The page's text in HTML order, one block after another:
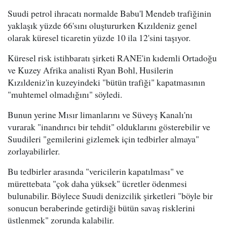
Suudi petrol ihracatı normalde Babu'l Mendeb trafiğinin
yaklaşık yüzde 66'sını oluştururken Kızıldeniz genel
olarak küresel ticaretin yüzde 10 ila 12'sini taşıyor.
Küresel risk istihbaratı şirketi RANE'in kıdemli Ortadoğu
ve Kuzey Afrika analisti Ryan Bohl, Husilerin
Kızıldeniz'in kuzeyindeki "bütün trafiği" kapatmasının
"muhtemel olmadığını" söyledi.
Bunun yerine Mısır limanlarını ve Süveyş Kanalı'nı
vurarak "inandırıcı bir tehdit" olduklarını gösterebilir ve
Suudileri "gemilerini gizlemek için tedbirler almaya"
zorlayabilirler.
Bu tedbirler arasında "vericilerin kapatılması" ve
mürettebata "çok daha yüksek" ücretler ödenmesi
bulunabilir. Böylece Suudi denizcilik şirketleri "böyle bir
sonucun beraberinde getirdiği bütün savaş risklerini
üstlenmek" zorunda kalabilir.